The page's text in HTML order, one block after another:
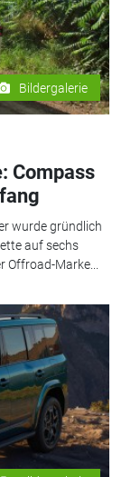
Bildergalerie
Compass
wurde gründlich
auf sechs
Marke...